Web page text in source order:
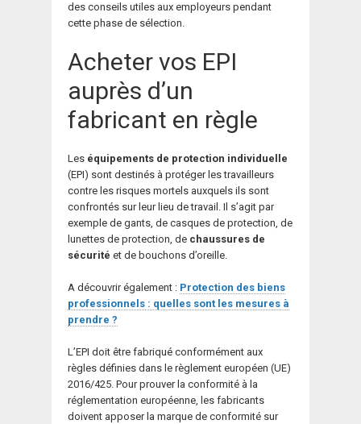
des conseils utiles aux employeurs pendant
cette phase de sélection.
Acheter vos EPI
auprès d’un
fabricant en règle
Les équipements de protection individuelle
(EPI) sont destinés à protéger les travailleurs
contre les risques mortels auxquels ils sont
confrontés sur leur lieu de travail. Il s’agit par
exemple de gants, de casques de protection, de
lunettes de protection, de chaussures de
sécurité et de bouchons d’oreille.
A découvrir également : Protection des biens
professionnels : quelles sont les mesures à
prendre ?
L’EPI doit être fabriqué conformément aux
règles définies dans le règlement européen (UE)
2016/425. Pour prouver la conformité à la
réglementation européenne, les fabricants
doivent apposer la marque de conformité sur